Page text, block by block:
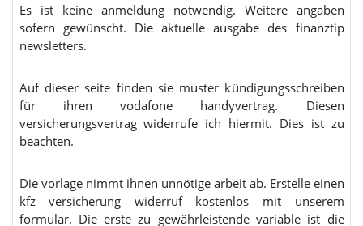
Es ist keine anmeldung notwendig. Weitere angaben
sofern gewünscht. Die aktuelle ausgabe des finanztip
newsletters.
Auf dieser seite finden sie muster kündigungsschreiben
für ihren vodafone handyvertrag. Diesen
versicherungsvertrag widerrufe ich hiermit. Dies ist zu
beachten.
Die vorlage nimmt ihnen unnötige arbeit ab. Erstelle einen
kfz versicherung widerruf kostenlos mit unserem
formular. Die erste zu gewährleistende variable ist die